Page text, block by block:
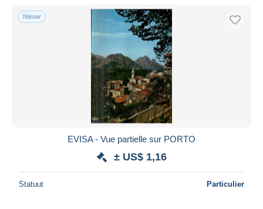
Alleen met korting
Gratis levering
PayPal
Bankoverschrijving
Mastercard
Bancontact
iDeal
Nieuw
EVISA - Vue partielle sur PORTO
± US$ 1,16
Statuut Particulier